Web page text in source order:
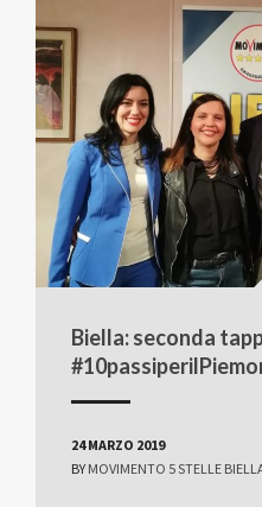
Biella: seconda
24 MARZO 2019
BY MOVIMENTO 5 STELLE